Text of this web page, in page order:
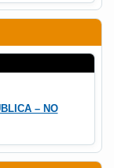
– NO